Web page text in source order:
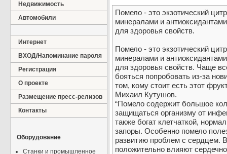
Недвижимость
Автомобили
Интернет
ВХОД/Напоминание пароля
Регистрация
О проекте
Размещение пресс-релизов
Контакты
Оборудование
Станки и промышленное
Помело - это экзотический
минералами и
для здоровья свойств.
Помело - это экзотический
минералами и
для здоровья свойств. Чаще
бояться попробовать из-за
том, кому стоит есть этот
Михаил Кутушов.
“Помело содержит большое
защищаться организму от
также богат клетчаткой,
запоры. Особенно помело
развитию проблем с сердцем.
положительно влияют